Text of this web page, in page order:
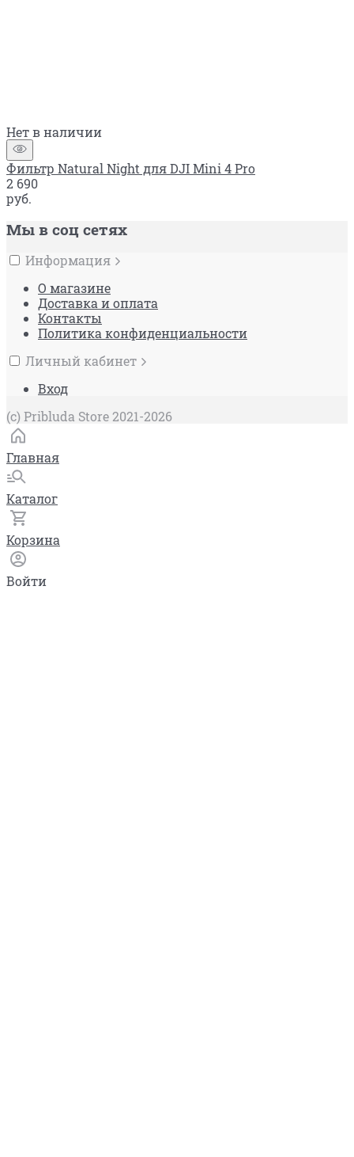
Нет в наличии
Фильтр Natural Night для DJI Mini 4 Pro
2 690
руб.
Мы в соц сетях
Информация
О магазине
Доставка и оплата
Контакты
Политика конфиденциальности
Личный кабинет
Вход
(c) Pribluda Store 2021-2026
Главная
Каталог
Корзина
Войти